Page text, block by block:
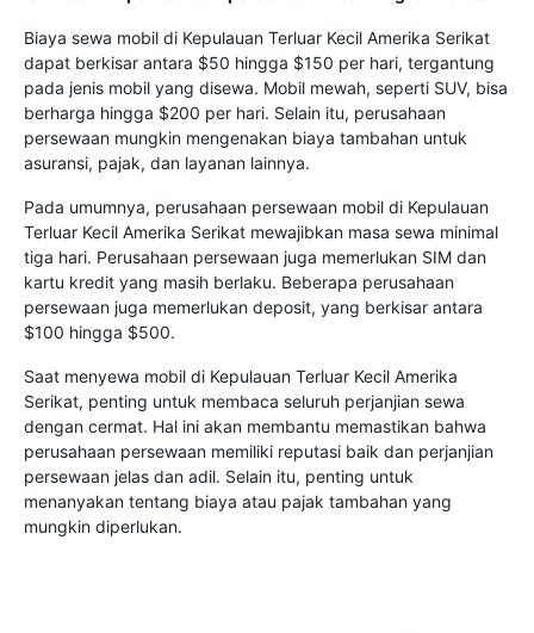
Biaya sewa mobil di Kepulauan Terluar Kecil Amerika Serikat
dapat berkisar antara $50 hingga $150 per hari, tergantung
pada jenis mobil yang disewa. Mobil mewah, seperti SUV, bisa
berharga hingga $200 per hari. Selain itu, perusahaan
persewaan mungkin mengenakan biaya tambahan untuk
asuransi, pajak, dan layanan lainnya.
Pada umumnya, perusahaan persewaan mobil di Kepulauan
Terluar Kecil Amerika Serikat mewajibkan masa sewa minimal
tiga hari. Perusahaan persewaan juga memerlukan SIM dan
kartu kredit yang masih berlaku. Beberapa perusahaan
persewaan juga memerlukan deposit, yang berkisar antara
$100 hingga $500.
Saat menyewa mobil di Kepulauan Terluar Kecil Amerika
Serikat, penting untuk membaca seluruh perjanjian sewa
dengan cermat. Hal ini akan membantu memastikan bahwa
perusahaan persewaan memiliki reputasi baik dan perjanjian
persewaan jelas dan adil. Selain itu, penting untuk
menanyakan tentang biaya atau pajak tambahan yang
mungkin diperlukan.